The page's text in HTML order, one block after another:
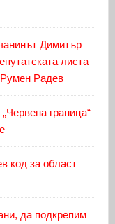
Димитър
листа
Румен Радев
граница“
код за област
да подкрепим